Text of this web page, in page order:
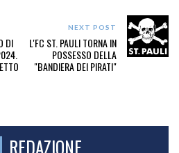
DI
NEXT POST
L'FC ST. PAULI TORNA IN
POSSESSO DELLA
"BANDIERA DEI PIRATI"
REDAZIONE